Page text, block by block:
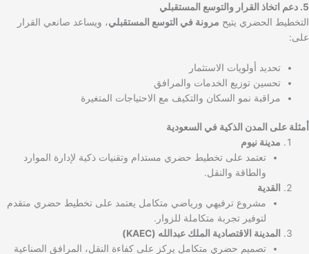
5. دعم اتخاذ القرار والتوسع المستقبلي
التخطيط الحضري يتيح مرونة في التوسع المستقبلي، ويساعد صانعي القرار
على:
تحديد أولويات الاستثمار
تحسين توزيع الخدمات والمرافق
مراقبة نمو السكان والتكيف مع الاحتياجات المتغيرة
أمثلة على المدن الذكية في السعودية
مدينة نيوم
تعتمد على تخطيط حضري مستدام وتقنيات ذكية لإدارة الموارد
والطاقة والنقل.
القدية
مشروع ترفيهي ورياضي متكامل يعتمد على تخطيط حضري متقدم
لتوفير تجربة متكاملة للزوار.
المدينة الاقتصادية الملك عبدالله (KAEC)
تصميم حضري متكامل يركز على كفاءة النقل، المرافق الصناعية